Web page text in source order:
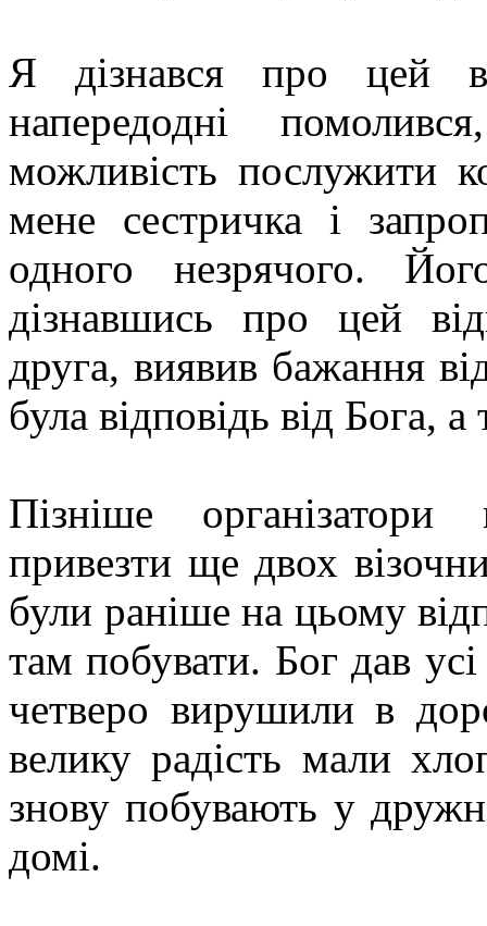
Я дізнався про цей
напередодні
можливість послужити
мене сестричка і
одного незрячого.
дізнавшись про цей
друга, виявив бажання
була відповідь від Бога,
Пізніше
привезти ще двох
були раніше на цьому
там побувати. Бог дав
четверо вирушили в
велику радість мали
знову побувають у
домі.